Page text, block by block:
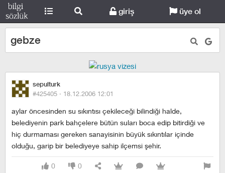
giriş üye ol
gebze
sepulturk
#425405 · 18.12.2006 12:01
aylar öncesinden su sıkıntısı çekileceği bilindiği halde,
belediyenin park bahçelere bütün suları boca edip bitirdiği ve
hiç durmaması gereken sanayisinin büyük sıkıntılar içinde
olduğu, garip bir belediyeye sahip ilçemsi şehir.
0 0